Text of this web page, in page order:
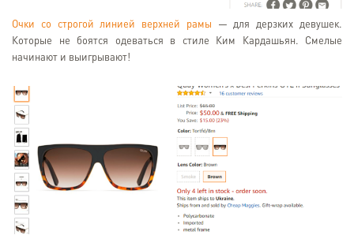
Очки со строгой линией верхней рамы — для дерзких девушек.
Которые не боятся одеваться в стиле Ким Кардашьян. Смелые
начинают и выигрывают!